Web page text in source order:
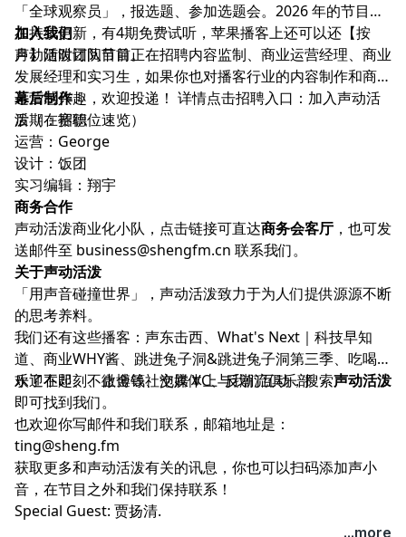
「全球观察员」，报选题、参加选题会。2026 年的节目正
在持续更新，有4期免费试听，苹果播客上还可以还【按
月】随时订阅节目。
加入我们
声动活泼团队目前正在招聘内容监制、商业运营经理、商业
发展经理和实习生，如果你也对播客行业的内容制作和商务
运营感兴趣，欢迎投递！ 详情点击招聘入口： 加入声动活
泼（在招职位速览）
幕后制作
后期：赛德
运营：George
设计：饭团
实习编辑：翔宇
商务合作
声动活泼商业化小队，点击链接可直达商务会客厅 ，也可发
送邮件至 business@shengfm.cn 联系我们。
关于声动活泼
「用声音碰撞世界」，声动活泼致力于为人们提供源源不断
的思考养料。
我们还有这些播客： 声东击西、 What's Next｜科技早知
道、 商业WHY酱、 跳进兔子洞&跳进兔子洞第三季、 吃喝玩
乐了不起、不止金钱、泡腾 VC、反潮流俱乐部
欢迎在即刻、微博等社交媒体上与我们互动，搜索声动活泼
即可找到我们。
也欢迎你写邮件和我们联系，邮箱地址是：
ting@sheng.fm
获取更多和声动活泼有关的讯息，你也可以扫码添加声小
音，在节目之外和我们保持联系！
Special Guest: 贾扬清.
...more